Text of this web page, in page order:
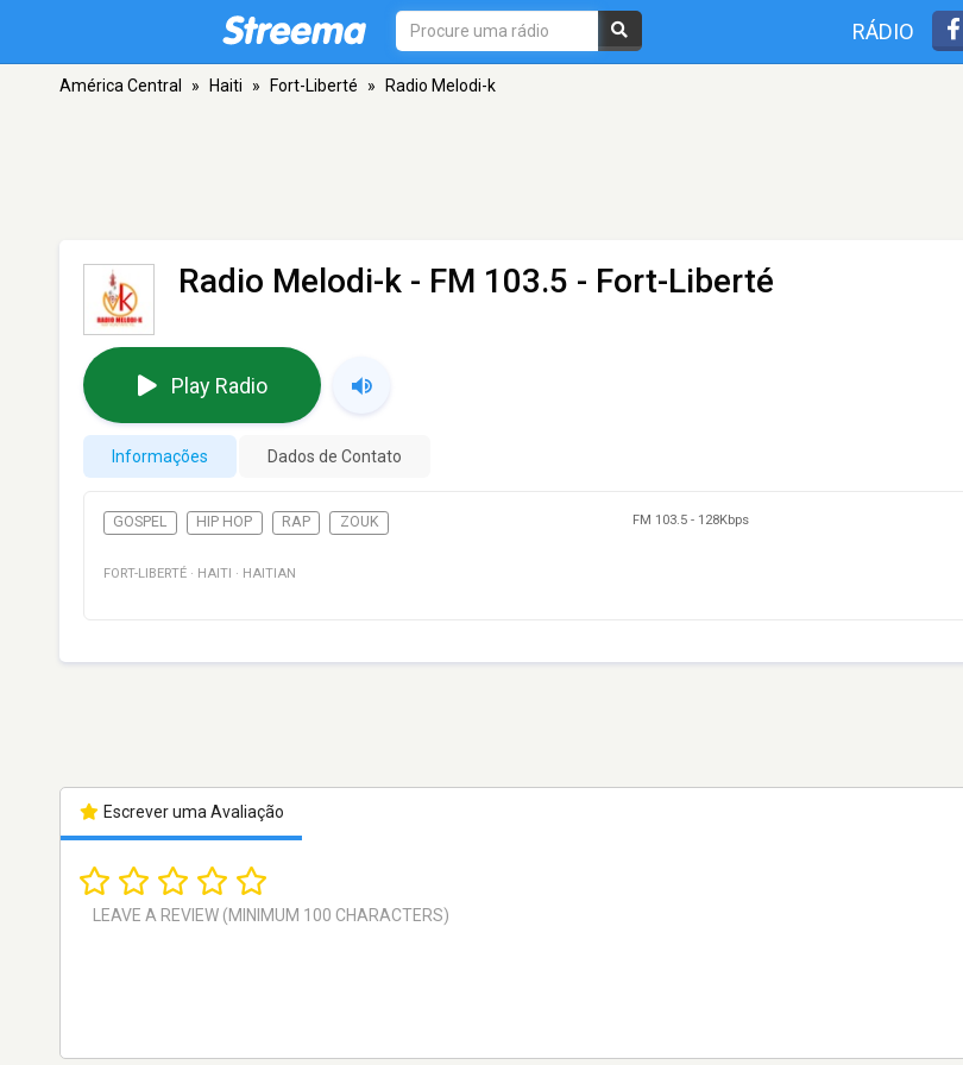
RÁDIO
América Central » Haiti » Fort-Liberté » Radio Melodi-k
Radio Melodi-k - FM 103.5 - Fort-Liberté
Play Radio
Informações Dados de Contato
GOSPEL HIP HOP RAP ZOUK FM 103.5 - 128Kbps
FORT-LIBERTÉ · HAITI · HAITIAN
Escrever uma Avaliação